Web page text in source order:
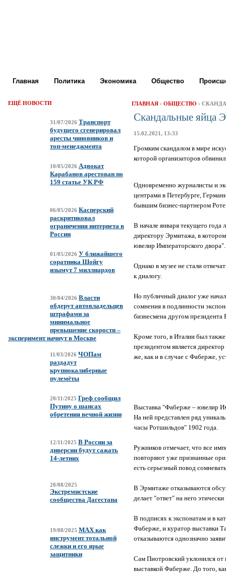
Главная Политика Экономика Общество
ЕЩЁ НОВОСТИ
31/07/2026 Транспорт
будущего сгенерировал
аресты чиновников и
топ-менеджмента
10/05/2026 Адвокат
Карабанов арестован по
159 статье УК РФ
06/05/2026 Касперский
раскритиковал
ограничения интернета в
России
01/05/2026 У ближайшего
соратника Шойгу
изымут 7 миллиардов
30/04/2026 Власти
обдерут автовладельцев
штрафами за
минимальное
превышение скорости –
эксперимент начнут в Москве
11/03/2026 ЧОПам
раздадут
крупнокалиберные
пулемёты
20/11/2025 Греф сообщил
Путину о шансах
обретения вечной жизни
12/11/2025 В России за
диверсии будут сажать
14-летних
20/08/2025
Экстремистские
сообщества Дагестана
19/08/2025 MAX как
инструмент тотальной
слежки и его ярые
защитники
ГЛАВНАЯ › ОБЩЕСТВО ›
Скандальные яйца
15.02.2021, 13:33
Громким скандалом в мире
которой организаторов
Одновременно журналисты и
центрами в Петербурге,
бывшим бизнес-партнером
В начале января текущего
директору Эрмитажа, в
ювелир Императорского
Однако в музее не стали
к диалогу.
Но публичный диалог уже
сомнения в подлинности
бизнесмена другом
Кроме того, в Италии был
президентом является
же, как и в случае с Фаберже,
Выставка "Фаберже ‒ ювелир
На ней представлен ряд
часы Ротшильдов" 1902 года.
Ружников отмечает, что все
повторяют уже признанные
есть серьезный повод
В Эрмитаже отказываются
делает "ответ" на него
В подписях к экспонатам и в
Фаберже, и куратор выставки
отказываются однозначно
Сам Пиотровский уклонился
выставкой Фаберже. До того,